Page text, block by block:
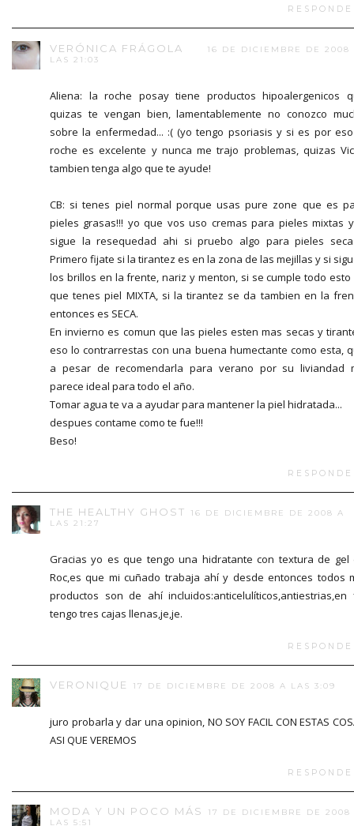
VERÓNICA FRÁGOLA
16 DE DICIEMBRE DE 2008
LAS 21:03
Aliena: la roche posay tiene productos hipoalergenicos
quizas te vengan bien, lamentablemente no conozco
sobre la enfermedad... :( (yo tengo psoriasis y si es por
roche es excelente y nunca me trajo problemas, quizas
tambien tenga algo que te ayude!
CB: si tenes piel normal porque usas pure zone que es
pieles grasas!!! yo que vos uso cremas para pieles mixtas
sigue la resequedad ahi si pruebo algo para pieles
Primero fijate si la tirantez es en la zona de las mejillas y si
los brillos en la frente, nariz y menton, si se cumple todo esto
que tenes piel MIXTA, si la tirantez se da tambien en la
entonces es SECA.
En invierno es comun que las pieles esten mas secas y
eso lo contrarrestas con una buena humectante como esta,
a pesar de recomendarla para verano por su liviandad
parece ideal para todo el año.
Tomar agua te va a ayudar para mantener la piel hidratada...
despues contame como te fue!!!
Beso!
THE HEALTHY GHOST
16 DE DICIEMBRE DE 2008 A
LAS 21:27
Gracias yo es que tengo una hidratante con textura de gel
Roc,es que mi cuñado trabaja ahí y desde entonces todos
productos son de ahí incluidos:anticelulíticos,antiestrias,en
tengo tres cajas llenas,je,je.
VERONIQUE 17 DE DICIEMBRE DE 2008 A LAS 3:09
juro probarla y dar una opinion, NO SOY FACIL CON ESTAS
ASI QUE VEREMOS
MODA Y UN POCO MÁS
17 DE DICIEMBRE DE 2008
LAS 5:51